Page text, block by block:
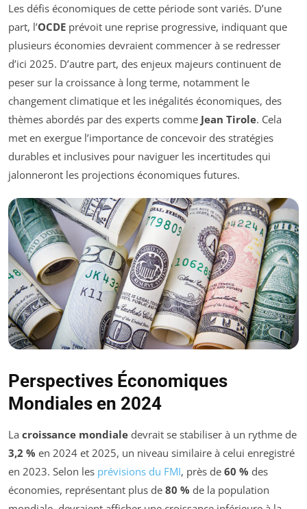
Les défis économiques de cette période sont variés. D’une
part, l’OCDE prévoit une reprise progressive, indiquant que
plusieurs économies devraient commencer à se redresser
d’ici 2025. D’autre part, des enjeux majeurs continuent de
peser sur la croissance à long terme, notamment le
changement climatique et les inégalités économiques, des
thèmes abordés par des experts comme Jean Tirole. Cela
met en exergue l’importance de concevoir des stratégies
durables et inclusives pour naviguer les incertitudes qui
jalonneront les projections économiques futures.
Perspectives Économiques
Mondiales en 2024
La croissance mondiale devrait se stabiliser à un rythme de
3,2 % en 2024 et 2025, un niveau similaire à celui enregistré
en 2023. Selon les prévisions du FMI, près de 60 % des
économies, représentant plus de 80 % de la population